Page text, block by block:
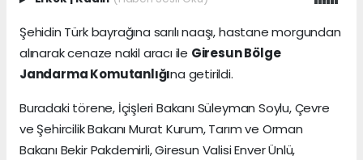
Şehidin Türk bayrağına sarılı naaşı, hastane morgundan
alınarak cenaze nakil aracı ile Giresun Bölge
Jandarma Komutanlığına getirildi.
Buradaki törene, İçişleri Bakanı Süleyman Soylu, Çevre
ve Şehircilik Bakanı Murat Kurum, Tarım ve Orman
Bakanı Bekir Pakdemirli, Giresun Valisi Enver Ünlü,